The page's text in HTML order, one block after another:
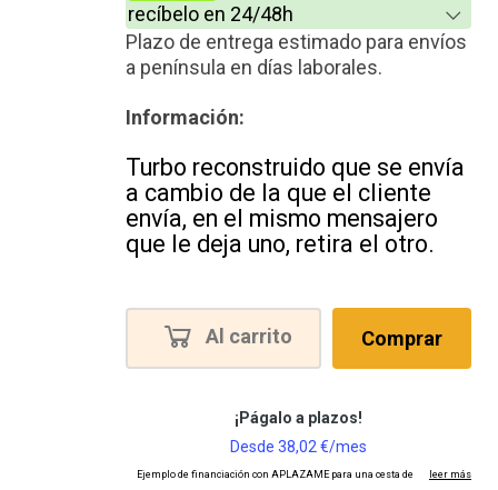
recíbelo en 24/48h
Plazo de entrega estimado para envíos
a península en días laborales.
Información:
Turbo reconstruido que se envía
a cambio de la que el cliente
envía, en el mismo mensajero
que le deja uno, retira el otro.
Al carrito Comprar